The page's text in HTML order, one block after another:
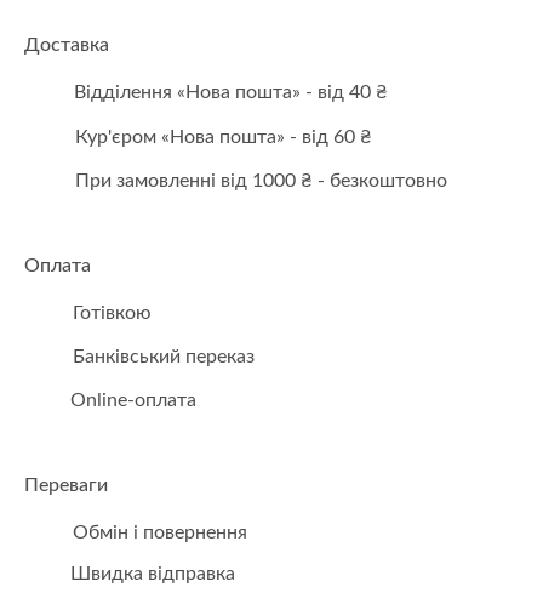
Доставка
Відділення «Нова пошта» - від 40 ₴
Кур'єром «Нова пошта» - від 60 ₴
При замовленні від 1000 ₴ - безкоштовно
Оплата
Готівкою
Банківський переказ
Online-оплата
Переваги
Обмін і повернення
Швидка відправка